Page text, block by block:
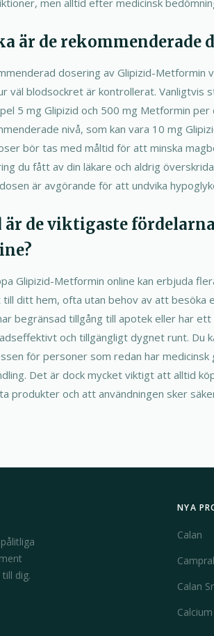
men alltid efter medicinsk
är de
dosering av Glipizid-Metformin
väl blodsockret är kontrollerat.
5 mg Glipizid och 500 mg Metformin
nivå, som kan vara 10 mg
bör tas med måltid för att minska
du fått av din läkare och aldrig
är avgörande för att undvika
är de viktigaste
Glipizid-Metformin online kan erbjuda
ditt hem, ofta utan behov av att besöka
begränsad tillgång till apotek eller har
och tillgängligt dygnet runt. Du
för personer som redan har
Det är dock mycket viktigt att alltid
produkter och att användningen sker
dig.
NYA
Calan
Campral
Calan Sr